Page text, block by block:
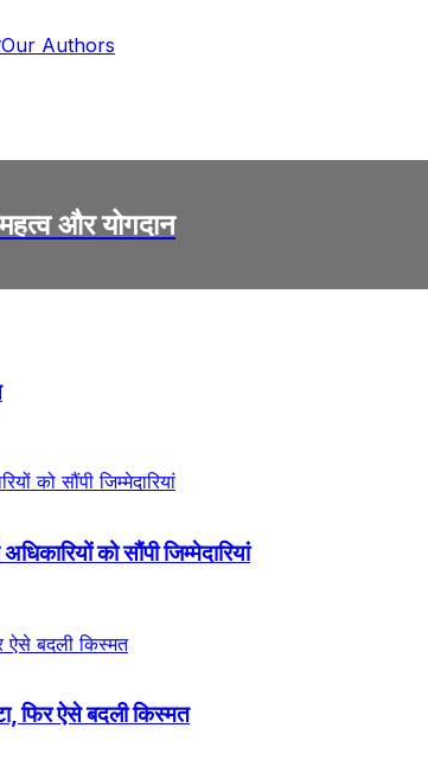
Our Authors
और योगदान
को सौंपी जिम्मेदारियां
फिर ऐसे बदली किस्मत